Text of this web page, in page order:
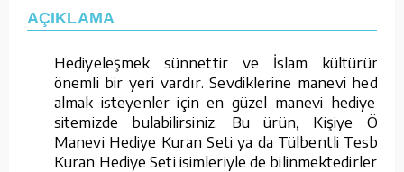
AÇIKLAMA
Hediyeleşmek sünnettir ve İslam kültüründe
önemli bir yeri vardır. Sevdiklerine manevi hediye
almak isteyenler için en güzel manevi hediyeleri
sitemizde bulabilirsiniz. Bu ürün, Kişiye Özel
Manevi Hediye Kuran Seti ya da Tülbentli Tesbihli
Kuran Hediye Seti isimleriyle de bilinmektedirler.